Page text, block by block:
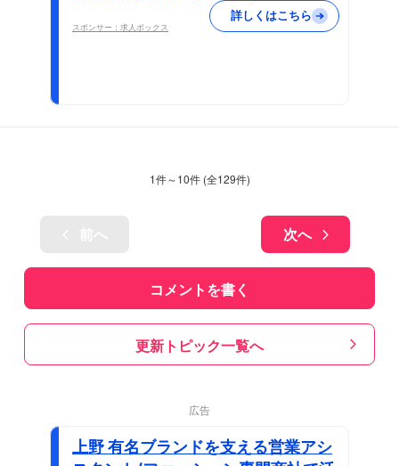
スポンサー：求人ボックス
詳しくはこちら
1件～10件 (全129件)
次へ
コメントを書く
更新トピック一覧へ
広告
上野 有名ブランドを支える営業アシ